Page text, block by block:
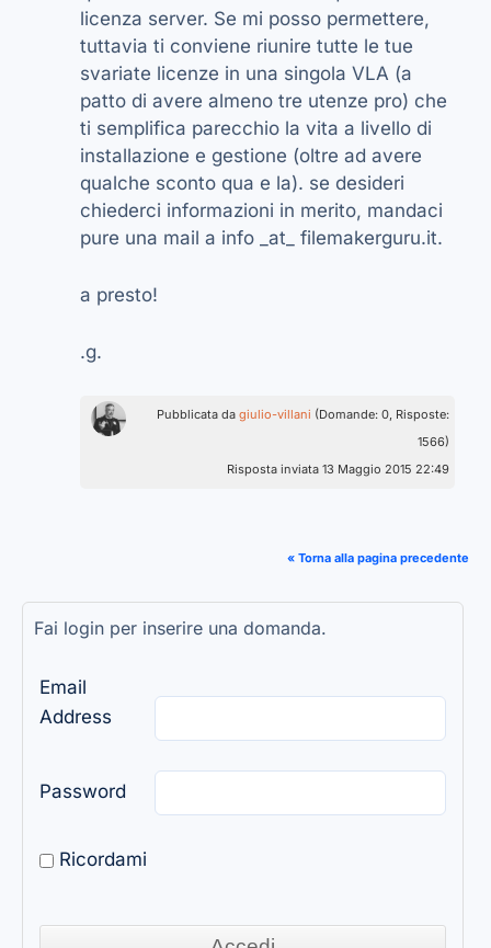
licenza server. Se mi posso permettere,
tuttavia ti conviene riunire tutte le tue
svariate licenze in una singola VLA (a
patto di avere almeno tre utenze pro) che
ti semplifica parecchio la vita a livello di
installazione e gestione (oltre ad avere
qualche sconto qua e la). se desideri
chiederci informazioni in merito, mandaci
pure una mail a info _at_ filemakerguru.it.
a presto!
.g.
Pubblicata da giulio-villani (Domande: 0, Risposte:
1566)
Risposta inviata 13 Maggio 2015 22:49
« Torna alla pagina precedente
Fai login per inserire una domanda.
Email
Address
Password
Ricordami